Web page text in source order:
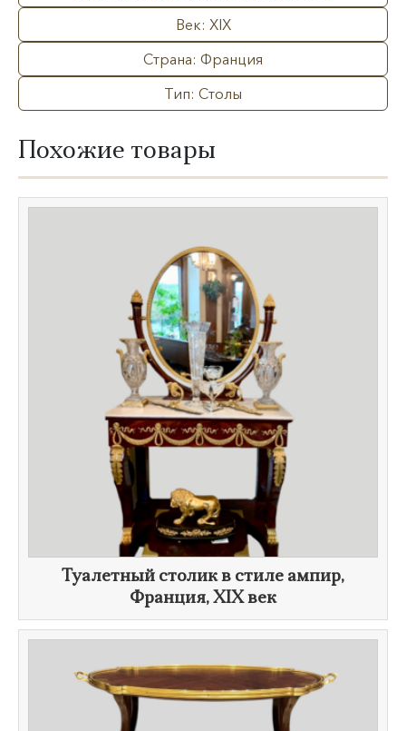
Век: XIX
Страна: Франция
Тип: Столы
Похожие товары
Туалетный столик в стиле ампир,
Франция, XIX век